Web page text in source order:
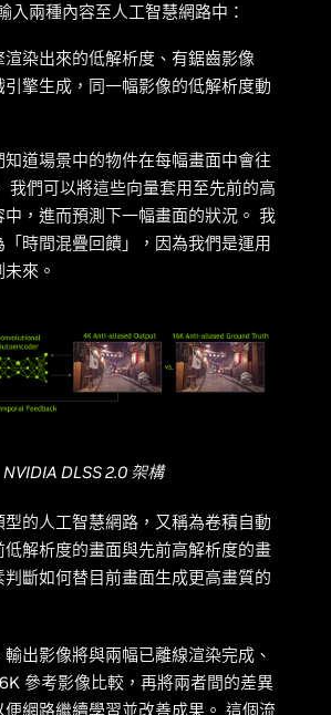
入兩種內容至人工智慧網路中：
渲染出來的低解析度、有鋸齒影像
引擎生成，同一幅影像的低解析度動
道場景中的物件在每幅畫面中會往
我們可以將這些向量套用至先前的高
，進而預測下一幅畫面的狀況。 我
時間混疊回饋」，因為我們是運用
來。
NVIDIA DLSS 2.0 架構
的人工智慧網路，又稱為卷積自動
解析度的畫面與先前高解析度的畫
斷如何替目前畫面生成更高畫質的
出影像將與兩幅已離線渲染完成、
參考影像比較，再將兩者間的差異
網路繼續學習並改善成果。 這個流